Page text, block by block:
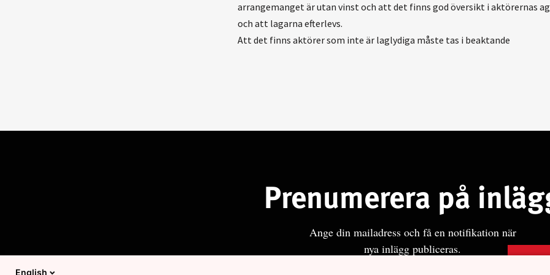
arrangemanget är utan vinst och att det finns god översikt i aktörernas
och att lagarna efterlevs.
Att det finns aktörer som inte är laglydiga måste tas i beaktande
Prenumerera på
Ange din mailadress och få en notifikation när
nya inlägg publiceras.
English